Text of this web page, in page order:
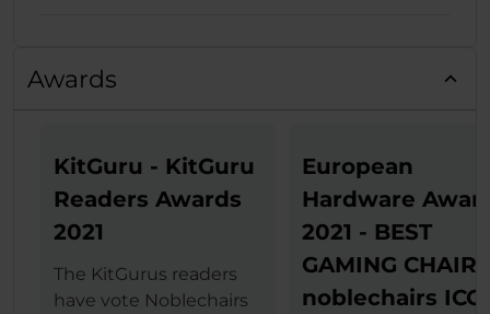
Awards
KitGuru - KitGuru
Readers Awards
2021
The KitGurus readers
have vote Noblechairs
European
Hardware
2021 - BEST
GAMING CHAIR
noblechairs